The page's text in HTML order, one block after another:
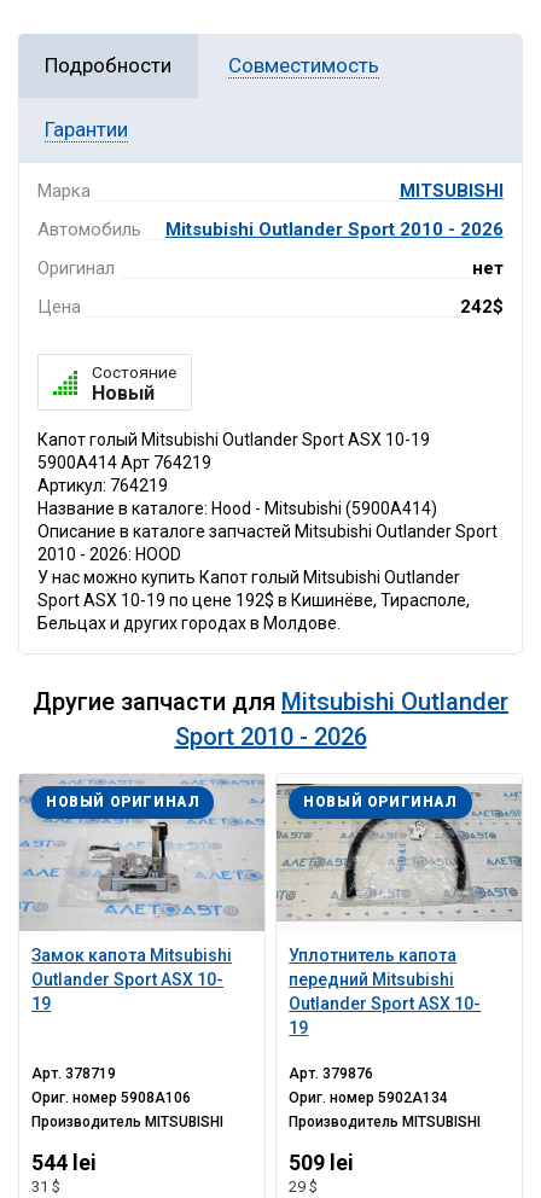
Подробности Совместимость
Гарантии
Марка
MITSUBISHI
Автомобиль
Mitsubishi Outlander Sport 2010 - 2026
Оригинал
нет
Цена
242$
Состояние
Новый
Капот голый Mitsubishi Outlander Sport ASX 10-19
5900A414 Арт 764219
Артикул: 764219
Название в каталоге: Hood - Mitsubishi (5900A414)
Описание в каталоге запчастей Mitsubishi Outlander Sport
2010 - 2026: HOOD
У нас можно купить Капот голый Mitsubishi Outlander
Sport ASX 10-19 по цене 192$ в Кишинёве, Тирасполе,
Бельцах и других городах в Молдове.
Другие запчасти для Mitsubishi Outlander
Sport 2010 - 2026
Замок капота Mitsubishi
Outlander Sport ASX 10-
19
НОВЫЙ ОРИГИНАЛ
Арт.378719
Ориг. номер5908A106
Производитель MITSUBISHI
544 lei
31 $
Уплотнитель капота
передний Mitsubishi
Outlander Sport ASX 10-
19
НОВЫЙ ОРИГИНАЛ
Арт.379876
Ориг. номер5902A134
Производитель MITSUBISHI
509 lei
29 $